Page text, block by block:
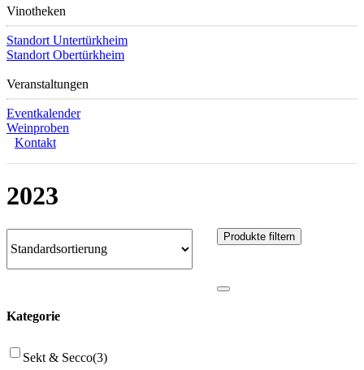
Vinotheken
Standort Untertürkheim
Standort Obertürkheim
Veranstaltungen
Eventkalender
Weinproben
Kontakt
2023
Produkte filtern
Kategorie
Sekt & Secco(3)